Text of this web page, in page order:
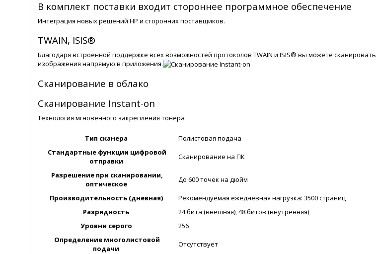
В комплект поставки входит стороннее программное обеспечение
Интеграция новых решений HP и сторонних поставщиков.
TWAIN, ISIS®
Благодаря встроенной поддержке всех возможностей протоколов TWAIN и ISIS® вы можете сканировать
изображения напрямую в приложения.
Сканирование в облако
Сканирование Instant-on
Технология мгновенного закрепления тонера
Тип сканера
Полистовая подача
Стандартные функции цифровой
отправки
Сканирование на ПК
Разрешение при сканировании,
оптическое
До 600 точек на дюйм
Производительность (дневная)
Рекомендуемая ежедневная нагрузка: 3500 страниц
Разрядность
24 бита (внешняя), 48 битов (внутренняя)
Уровни серого
256
Определение многолистовой
подачи
Отсутствует